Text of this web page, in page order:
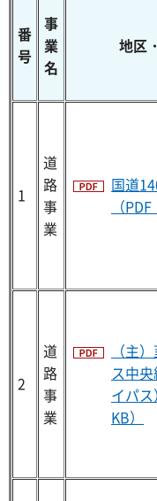
番
号
事
業
名
地区
1
道
路
事
業
国道
（
2
道
路
事
業
（主
ス中
イパ
KB）